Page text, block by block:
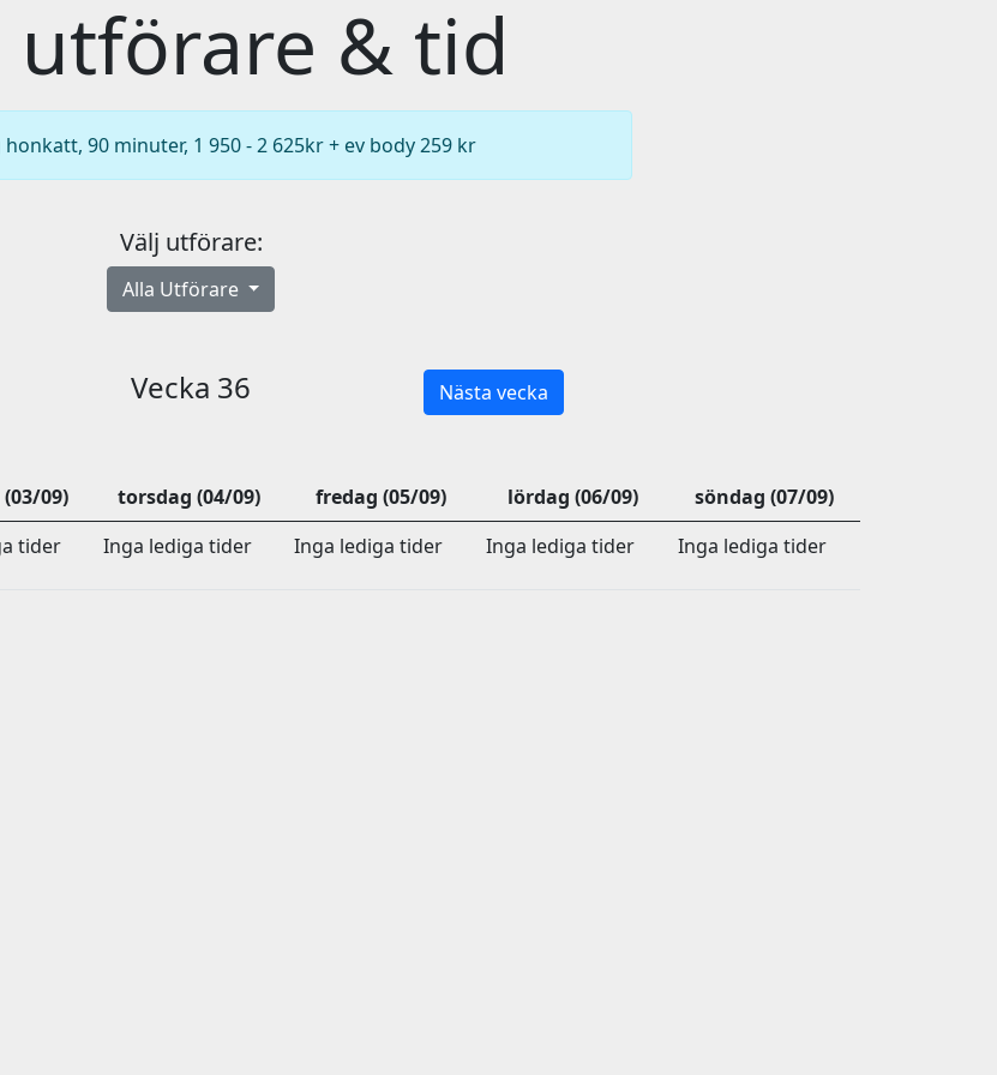
utförare & tid
90 minuter, 1 950 - 2 625kr + ev body 259 kr
Välj utförare:
Alla Utförare
Vecka 36 Nästa vecka
09) torsdag (04/09) fredag (05/09) lördag (06/09)
söndag (07/09)
tider Inga lediga tider Inga lediga tider Inga lediga tider Inga lediga tider